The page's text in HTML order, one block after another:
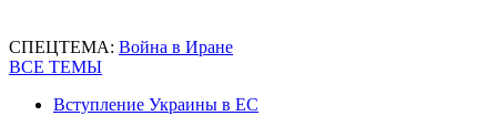
СПЕЦТЕМА: Война в Иране
ВСЕ ТЕМЫ
Вступление Украины в ЕС